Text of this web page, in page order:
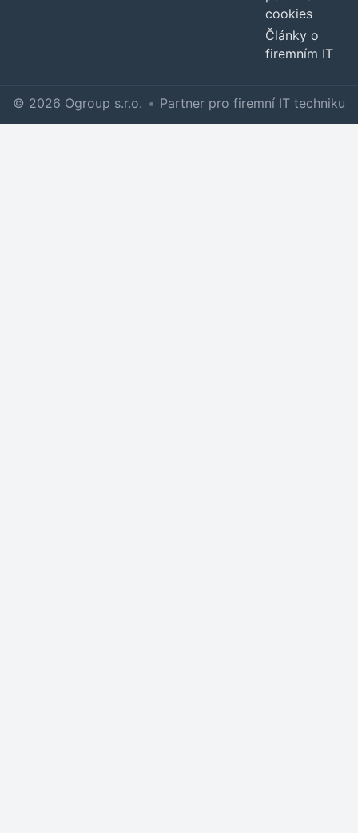
cookies
Články o
firemním IT
© 2026 Ogroup s.r.o. • Partner pro firemní IT techniku